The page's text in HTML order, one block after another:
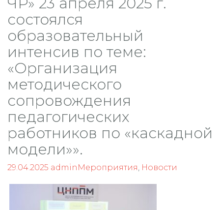
состоялся
образовательный
интенсив по теме:
«Организация
методического
сопровождения
педагогических
работников по «каскадной
модели»».
29.04.2025 admin Мероприятия, Новости